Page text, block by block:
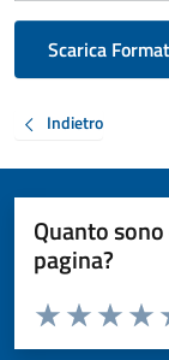
Scarica
Indietro
Quanto
pagina?
Valuta da 1 a 5
Valuta 3
Valuta 2
Valuta 1 stelle